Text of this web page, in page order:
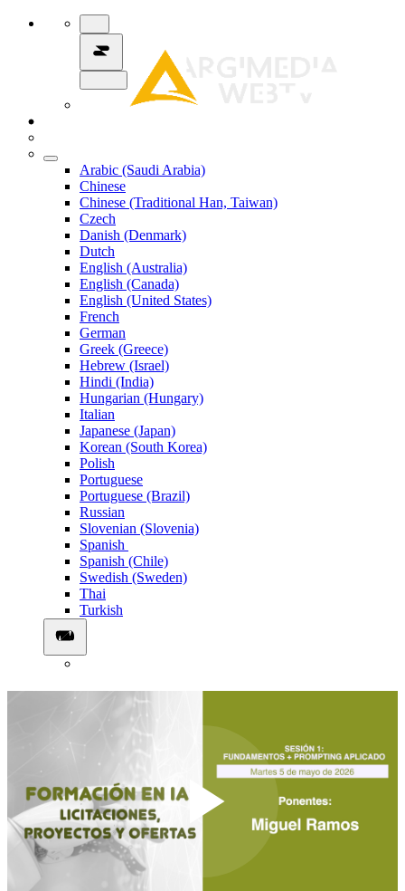
Arabic (Saudi Arabia)
Chinese
Chinese (Traditional Han, Taiwan)
Czech
Danish (Denmark)
Dutch
English (Australia)
English (Canada)
English (United States)
French
German
Greek (Greece)
Hebrew (Israel)
Hindi (India)
Hungarian (Hungary)
Italian
Japanese (Japan)
Korean (South Korea)
Polish
Portuguese
Portuguese (Brazil)
Russian
Slovenian (Slovenia)
Spanish
Spanish (Chile)
Swedish (Sweden)
Thai
Turkish